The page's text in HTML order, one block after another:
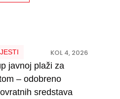
KOL 4, 2026
javnoj plaži za
– odobreno
sredstava